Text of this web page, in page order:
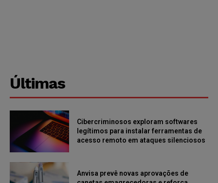
Últimas
Cibercriminosos exploram softwares
legítimos para instalar ferramentas de
acesso remoto em ataques silenciosos
Anvisa prevê novas aprovações de